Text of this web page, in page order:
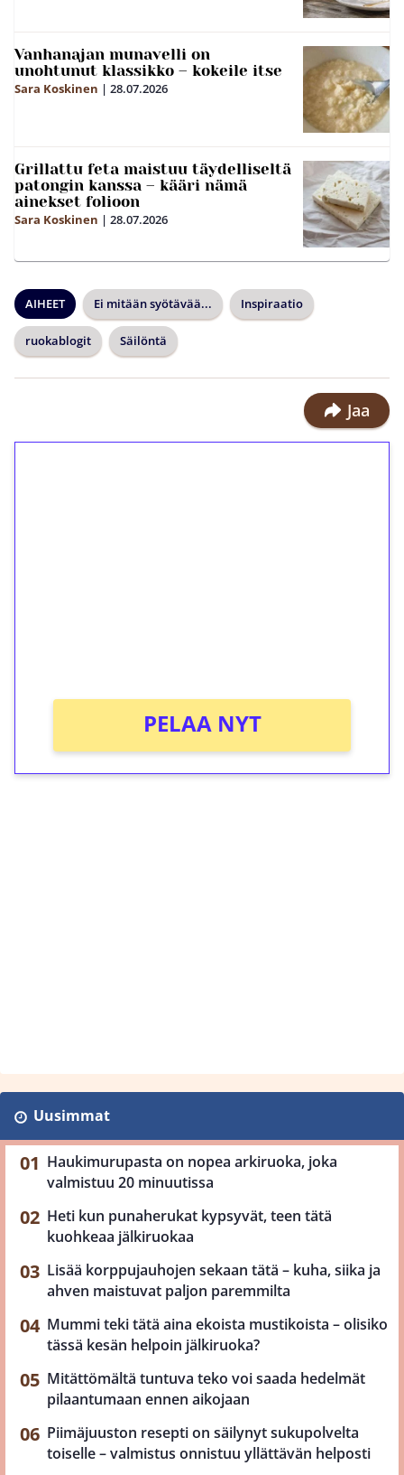
Vanhanajan munavelli on
unohtunut klassikko – kokeile itse
Sara Koskinen | 28.07.2026
Grillattu feta maistuu täydelliseltä
patongin kanssa – kääri nämä
ainekset folioon
Sara Koskinen | 28.07.2026
AIHEET Ei mitään syötävää... Inspiraatio
ruokablogit Säilöntä
Jaa
PELAA NYT
Uusimmat
Haukimurupasta on nopea arkiruoka, joka
valmistuu 20 minuutissa
Heti kun punaherukat kypsyvät, teen tätä
kuohkeaa jälkiruokaa
Lisää korppujauhojen sekaan tätä – kuha, siika ja
ahven maistuvat paljon paremmilta
Mummi teki tätä aina ekoista mustikoista – olisiko
tässä kesän helpoin jälkiruoka?
Mitättömältä tuntuva teko voi saada hedelmät
pilaantumaan ennen aikojaan
Piimäjuuston resepti on säilynyt sukupolvelta
toiselle – valmistus onnistuu yllättävän helposti